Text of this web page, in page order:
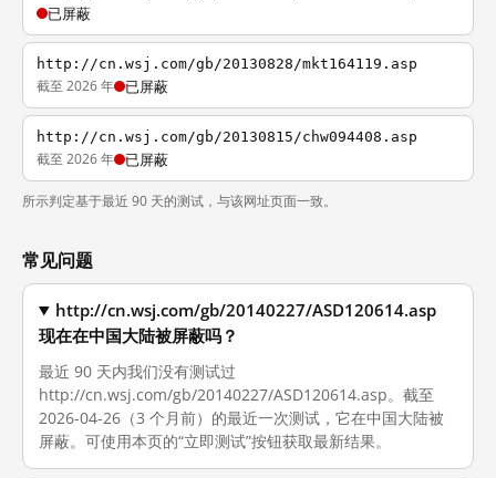
已屏蔽
http://cn.wsj.com/gb/20130828/mkt164119.asp
截至 2026 年 已屏蔽
http://cn.wsj.com/gb/20130815/chw094408.asp
截至 2026 年 已屏蔽
所示判定基于最近 90 天的测试，与该网址页面一致。
常见问题
http://cn.wsj.com/gb/20140227/ASD120614.asp
现在在中国大陆被屏蔽吗？
最近 90 天内我们没有测试过
http://cn.wsj.com/gb/20140227/ASD120614.asp。截至
2026-04-26（3 个月前）的最近一次测试，它在中国大陆被
屏蔽。可使用本页的“立即测试”按钮获取最新结果。